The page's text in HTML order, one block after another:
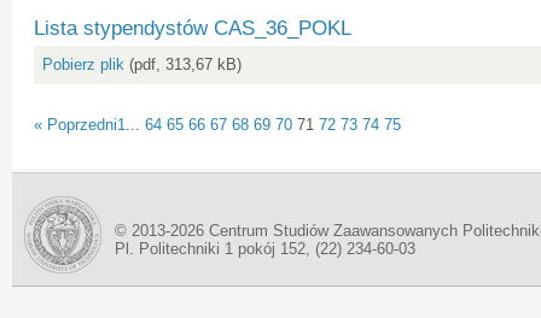
Lista stypendystów CAS_36_POKL
Pobierz plik (pdf, 313,67 kB)
« Poprzedni1... 64 65 66 67 68 69 70 71 72 73 74 75
© 2013-2026 Centrum Studiów Zaawansowanych
Pl. Politechniki 1 pokój 152, (22) 234-60-03